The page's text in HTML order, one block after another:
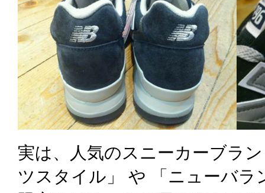
実は、人気のスニーカーブラ
ツスタイル」 や 「ニューバラ